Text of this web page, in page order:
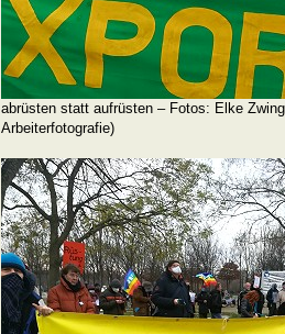
abrüsten statt aufrüsten – Fotos: Elke
Arbeiterfotografie)